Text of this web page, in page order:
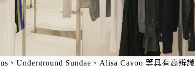
、Underground Sundae、Alisa Cayoo 等具有高辨